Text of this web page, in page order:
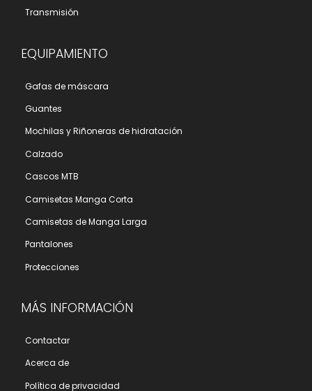
Transmisión
EQUIPAMIENTO
Gafas de máscara
Guantes
Mochilas y Riñoneras de hidratación
Calzado
Cascos MTB
Camisetas Manga Corta
Camisetas de Manga Larga
Pantalones
Protecciones
MÁS INFORMACIÓN
Contactar
Acerca de
Polí­tica de privacidad